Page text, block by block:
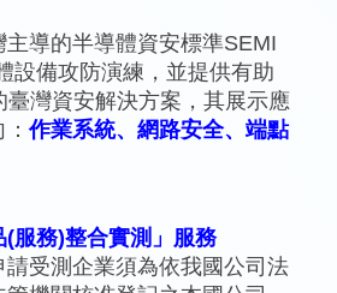
主導的半導體資安標準SEMI
設備攻防演練，並提供有助
臺灣資安解決方案，其展示應
：作業系統、網路安全、端點
(服務)整合實測」服務
受測企業須為依我國公司法